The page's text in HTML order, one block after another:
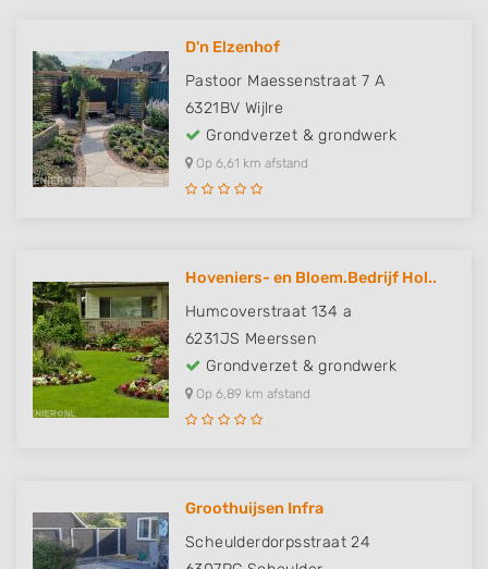
D'n Elzenhof
Pastoor Maessenstraat 7 A
6321BV Wijlre
Grondverzet & grondwerk
Op 6,61 km afstand
Hoveniers- en Bloem.Bedrijf Hol..
Humcoverstraat 134 a
6231JS Meerssen
Grondverzet & grondwerk
Op 6,89 km afstand
Groothuijsen Infra
Scheulderdorpsstraat 24